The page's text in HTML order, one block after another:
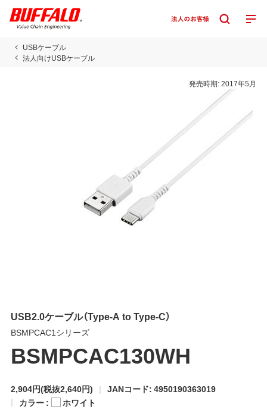
USBケーブル
法人向けUSBケーブル
発売時期:2017年5月
USB2.0ケーブル（Type-A to Type-C）
BSMPCAC1シリーズ
BSMPCAC130WH
2,904円(税抜2,640円)
JANコード: 4950190363019
カラー :
ホワイト